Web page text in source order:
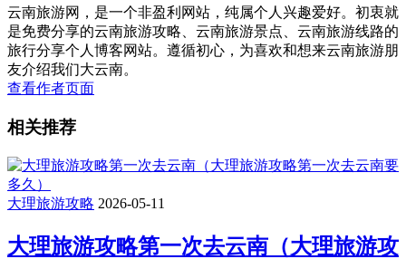
云南旅游网，是一个非盈利网站，纯属个人兴趣爱好。初衷就
是免费分享的云南旅游攻略、云南旅游景点、云南旅游线路的
旅行分享个人博客网站。遵循初心，为喜欢和想来云南旅游朋
友介绍我们大云南。
查看作者页面
相关推荐
大理旅游攻略 2026-05-11
大理旅游攻略第一次去云南（大理旅游攻